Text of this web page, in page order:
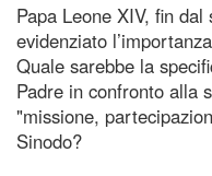
Papa Leone XIV, fin
evidenziato
Quale sarebbe la
Padre in confronto alla
"missione,
Sinodo?